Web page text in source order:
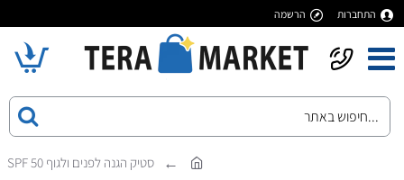
התחברות הרשמה
סטיק הגנה לפנים ולגוף SPF 50